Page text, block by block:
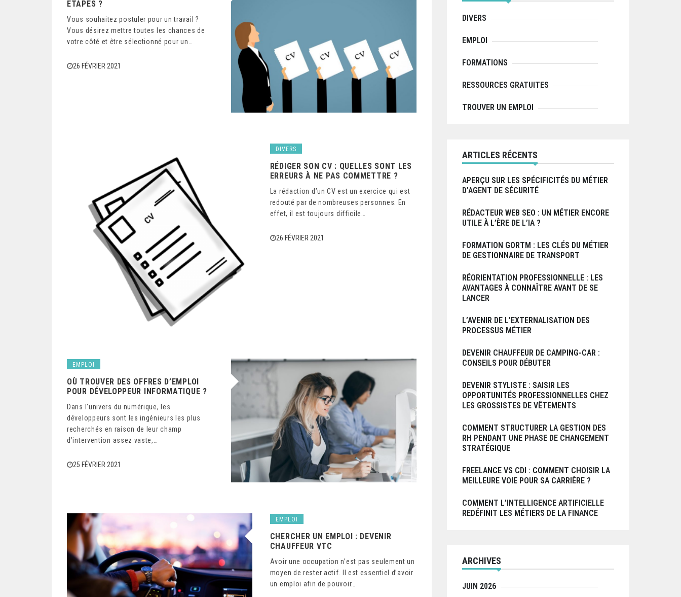
ÉTAPES ?
Vous souhaitez postuler pour un travail ?
Vous désirez mettre toutes les chances de
votre côté et être sélectionné pour un…
26 FÉVRIER 2021
DIVERS
RÉDIGER SON CV : QUELLES SONT LES
ERREURS À NE PAS COMMETTRE ?
La rédaction d’un CV est un exercice qui est
redouté par de nombreuses personnes. En
effet, il est toujours difficile…
26 FÉVRIER 2021
EMPLOI
OÙ TROUVER DES OFFRES D’EMPLOI
POUR DÉVELOPPEUR INFORMATIQUE ?
Dans l’univers du numérique, les
développeurs sont les ingénieurs les plus
recherchés en raison de leur champ
d’intervention assez vaste,…
25 FÉVRIER 2021
EMPLOI
CHERCHER UN EMPLOI : DEVENIR
CHAUFFEUR VTC
Avoir une occupation n’est pas seulement un
moyen de rester actif. Il est essentiel d’avoir
un emploi afin de pouvoir…
:DIVERS
EMPLOI
FORMATIONS
RESSOURCES GRATUITES
TROUVER UN EMPLOI
ARTICLES RÉCENTS
APERÇU SUR LES SPÉCIFICITÉS DU MÉTIER
D’AGENT DE SÉCURITÉ
RÉDACTEUR WEB SEO : UN MÉTIER ENCORE
UTILE À L’ÈRE DE L’IA ?
FORMATION GORTM : LES CLÉS DU MÉTIER
DE GESTIONNAIRE DE TRANSPORT
RÉORIENTATION PROFESSIONNELLE : LES
AVANTAGES À CONNAÎTRE AVANT DE SE
LANCER
L’AVENIR DE L’EXTERNALISATION DES
PROCESSUS MÉTIER
DEVENIR CHAUFFEUR DE CAMPING-CAR :
CONSEILS POUR DÉBUTER
DEVENIR STYLISTE : SAISIR LES
OPPORTUNITÉS PROFESSIONNELLES CHEZ
LES GROSSISTES DE VÊTEMENTS
COMMENT STRUCTURER LA GESTION DES
RH PENDANT UNE PHASE DE CHANGEMENT
STRATÉGIQUE
FREELANCE VS CDI : COMMENT CHOISIR LA
MEILLEURE VOIE POUR SA CARRIÈRE ?
COMMENT L’INTELLIGENCE ARTIFICIELLE
REDÉFINIT LES MÉTIERS DE LA FINANCE
ARCHIVES
JUIN 2026